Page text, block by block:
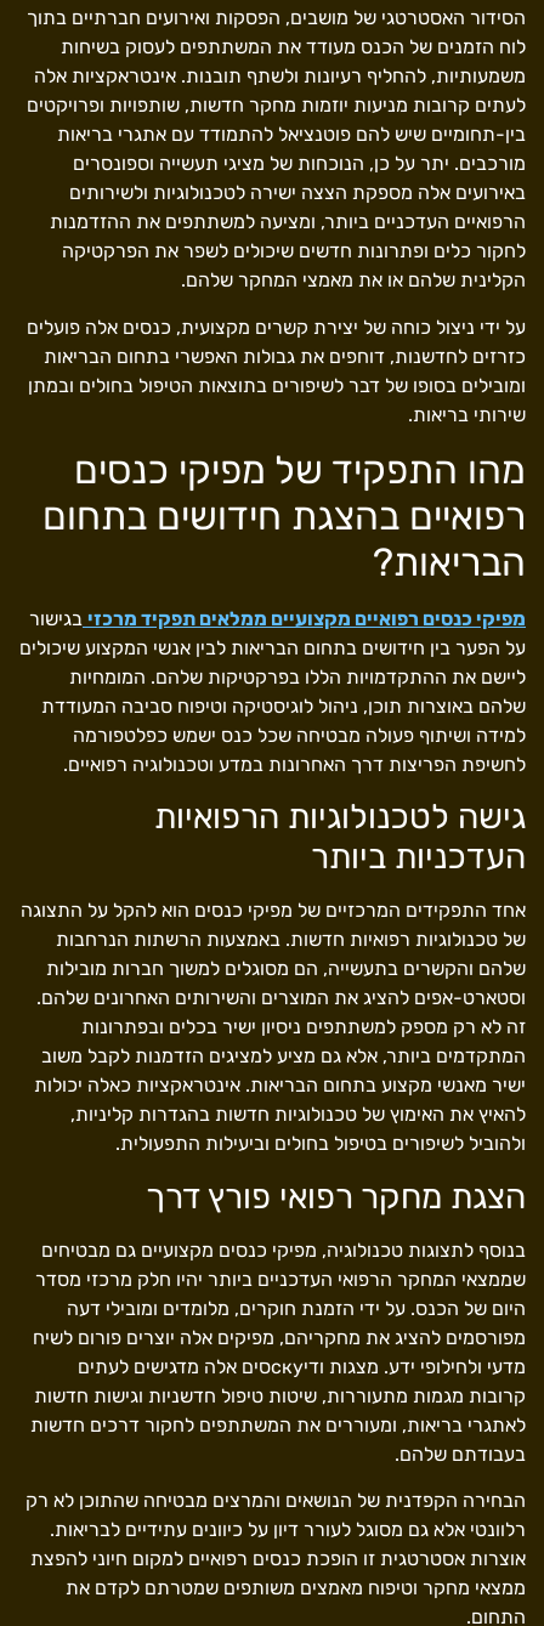
הסידור האסטרטגי של מושבים, הפסקות ואירועים חברתיים בתוך
לוח הזמנים של הכנס מעודד את המשתתפים לעסוק בשיחות
משמעותיות, להחליף רעיונות ולשתף תובנות. אינטראקציות אלה
לעתים קרובות מניעות יוזמות מחקר חדשות, שותפויות ופרויקטים
בין-תחומיים שיש להם פוטנציאל להתמודד עם אתגרי בריאות
מורכבים. יתר על כן, הנוכחות של מציגי תעשייה וספונסרים
באירועים אלה מספקת הצצה ישירה לטכנולוגיות ולשירותים
הרפואיים העדכניים ביותר, ומציעה למשתתפים את ההזדמנות
לחקור כלים ופתרונות חדשים שיכולים לשפר את הפרקטיקה
הקלינית שלהם או את מאמצי המחקר שלהם.
על ידי ניצול כוחה של יצירת קשרים מקצועית, כנסים אלה פועלים
כזרזים לחדשנות, דוחפים את גבולות האפשרי בתחום הבריאות
ומובילים בסופו של דבר לשיפורים בתוצאות הטיפול בחולים ובמתן
שירותי בריאות.
מהו התפקיד של מפיקי כנסים
רפואיים בהצגת חידושים בתחום
הבריאות?
מפיקי כנסים רפואיים מקצועיים ממלאים תפקיד מרכזי בגישור
על הפער בין חידושים בתחום הבריאות לבין אנשי המקצוע שיכולים
ליישם את ההתקדמויות הללו בפרקטיקות שלהם. המומחיות
שלהם באוצרות תוכן, ניהול לוגיסטיקה וטיפוח סביבה המעודדת
למידה ושיתוף פעולה מבטיחה שכל כנס ישמש כפלטפורמה
לחשיפת הפריצות דרך האחרונות במדע וטכנולוגיה רפואיים.
גישה לטכנולוגיות הרפואיות
העדכניות ביותר
אחד התפקידים המרכזיים של מפיקי כנסים הוא להקל על התצוגה
של טכנולוגיות רפואיות חדשות. באמצעות הרשתות הנרחבות
שלהם והקשרים בתעשייה, הם מסוגלים למשוך חברות מובילות
וסטארט-אפים להציג את המוצרים והשירותים האחרונים שלהם.
זה לא רק מספק למשתתפים ניסיון ישיר בכלים ובפתרונות
המתקדמים ביותר, אלא גם מציע למציגים הזדמנות לקבל משוב
ישיר מאנשי מקצוע בתחום הבריאות. אינטראקציות כאלה יכולות
להאיץ את האימוץ של טכנולוגיות חדשות בהגדרות קליניות,
ולהוביל לשיפורים בטיפול בחולים וביעילות התפעולית.
הצגת מחקר רפואי פורץ דרך
בנוסף לתצוגות טכנולוגיה, מפיקי כנסים מקצועיים גם מבטיחים
שממצאי המחקר הרפואי העדכניים ביותר יהיו חלק מרכזי מסדר
היום של הכנס. על ידי הזמנת חוקרים, מלומדים ומובילי דעה
מפורסמים להציג את מחקריהם, מפיקים אלה יוצרים פורום לשיח
מדעי ולחילופי ידע. מצגות ודיскуסים אלה מדגישים לעתים
קרובות מגמות מתעוררות, שיטות טיפול חדשניות וגישות חדשות
לאתגרי בריאות, ומעוררים את המשתתפים לחקור דרכים חדשות
בעבודתם שלהם.
הבחירה הקפדנית של הנושאים והמרצים מבטיחה שהתוכן לא רק
רלוונטי אלא גם מסוגל לעורר דיון על כיוונים עתידיים לבריאות.
אוצרות אסטרטגית זו הופכת כנסים רפואיים למקום חיוני להפצת
ממצאי מחקר וטיפוח מאמצים משותפים שמטרתם לקדם את
התחום.